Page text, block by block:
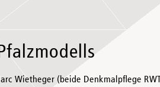
Wietheger (beide Denkmalpflege